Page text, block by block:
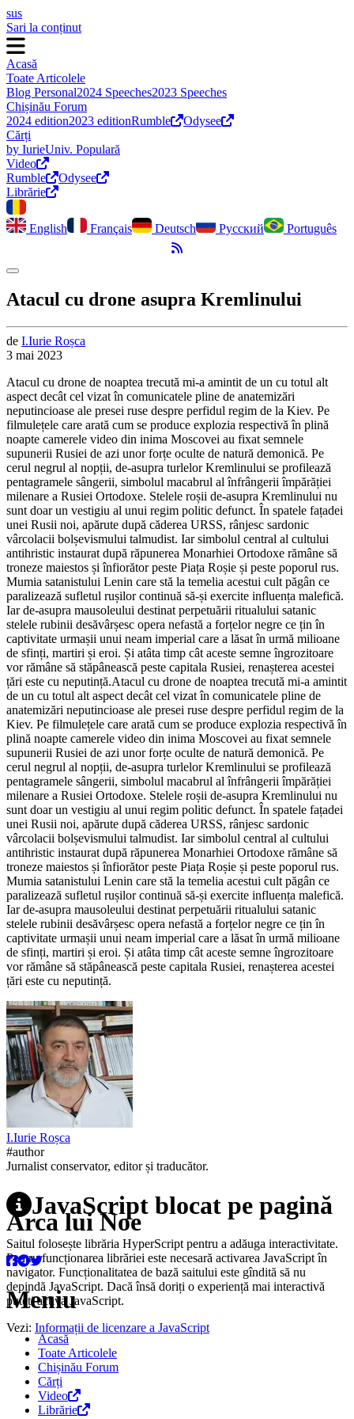
sus
Sari la conținut
Acasă
Toate Articolele
Blog Personal2024 Speeches2023 Speeches
Chișinău Forum
2024 edition2023 editionRumble
Odysee
Cărți
by IurieUniv. Populară
Video
Rumble
Odysee
Librărie
English Français Deutsch Русский
Português
Flux RSS
Comută modul întunecat
Atacul cu drone asupra Kremlinului
de I.Iurie Roșca
3 mai 2023
Atacul cu drone de noaptea trecută mi-a amintit de un cu totul alt
aspect decât cel vizat în comunicatele pline de anatemizări
neputincioase ale presei ruse despre perfidul regim de la Kiev. Pe
filmulețele care arată cum se produce explozia respectivă în plină
noapte camerele video din inima Moscovei au fixat semnele
supunerii Rusiei de azi unor forțe oculte de natură demonică. Pe
cerul negrul al nopții, de-asupra turlelor Kremlinului se profilează
pentagramele sângerii, simbolul macabrul al înfrângerii împărăției
milenare a Rusiei Ortodoxe. Stelele roșii de-asupra Kremlinului nu
sunt doar un vestigiu al unui regim politic defunct. În spatele fațadei
unei Rusii noi, apărute după căderea URSS, rânjesc sardonic
vârcolacii bolșevismului talmudist. Iar simbolul central al cultului
antihristic instaurat după răpunerea Monarhiei Ortodoxe rămâne să
troneze maiestos și înfiorător peste Piața Roșie și peste poporul rus.
Mumia satanistului Lenin care stă la temelia acestui cult păgân ce
paralizează sufletul rușilor continuă să-și exercite influența malefică.
Iar de-asupra mausoleului destinat perpetuării ritualului satanic
stelele rubinii desăvârșesc opera nefastă a forțelor negre ce țin în
captivitate urmașii unui neam imperial care a lăsat în urmă milioane
de sfinți, martiri și eroi. Și atâta timp cât aceste semne îngrozitoare
vor rămâne să stăpânească peste capitala Rusiei, renașterea acestei
țări este cu neputință.Atacul cu drone de noaptea trecută mi-a amintit
de un cu totul alt aspect decât cel vizat în comunicatele pline de
anatemizări neputincioase ale presei ruse despre perfidul regim de la
Kiev. Pe filmulețele care arată cum se produce explozia respectivă în
plină noapte camerele video din inima Moscovei au fixat semnele
supunerii Rusiei de azi unor forțe oculte de natură demonică. Pe
cerul negrul al nopții, de-asupra turlelor Kremlinului se profilează
pentagramele sângerii, simbolul macabrul al înfrângerii împărăției
milenare a Rusiei Ortodoxe. Stelele roșii de-asupra Kremlinului nu
sunt doar un vestigiu al unui regim politic defunct. În spatele fațadei
unei Rusii noi, apărute după căderea URSS, rânjesc sardonic
vârcolacii bolșevismului talmudist. Iar simbolul central al cultului
antihristic instaurat după răpunerea Monarhiei Ortodoxe rămâne să
troneze maiestos și înfiorător peste Piața Roșie și peste poporul rus.
Mumia satanistului Lenin care stă la temelia acestui cult păgân ce
paralizează sufletul rușilor continuă să-și exercite influența malefică.
Iar de-asupra mausoleului destinat perpetuării ritualului satanic
stelele rubinii desăvârșesc opera nefastă a forțelor negre ce țin în
captivitate urmașii unui neam imperial care a lăsat în urmă milioane
de sfinți, martiri și eroi. Și atâta timp cât aceste semne îngrozitoare
vor rămâne să stăpânească peste capitala Rusiei, renașterea acestei
țări este cu neputință.
I.Iurie Roșca
#author
Jurnalist conservator, editor și traducător.
JavaScript blocat pe pagină
Saitul folosește librăria HyperScript pentru a adăuga interactivitate.
Pentru funcționarea librăriei este necesară activarea JavaScript în
navigator. Funcționalitatea de bază saitului este gîndită să nu
depindă JavaScript. Dacă însă doriți o experiență mai interactivă
puteți activa JavaScript.
Vezi: Informații de licenzare a JavaScript
Arca lui Noe
Meniu
Acasă
Toate Articolele
Chișinău Forum
Cărți
Video
Librărie